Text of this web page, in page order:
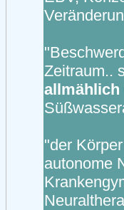
Zeitraum..
allmählich
"der Körper
autonome